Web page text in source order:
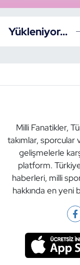
Yükleniyor...
Milli Fanatikler,
takımlar,
gelişmelerle
platform.
haberleri, milli
hakkında en yeni